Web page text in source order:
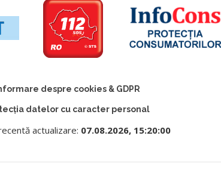
despre cookies & GDPR
datelor cu caracter personal
actualizare: 07.08.2026, 15:20:00